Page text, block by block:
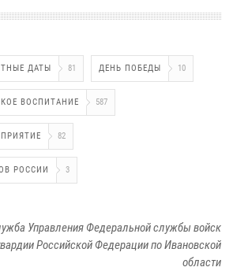
ДАТЫ 81 ДЕНЬ ПОБЕДЫ 10
ВОСПИТАНИЕ 587
82
РОССИИ 3
Управления Федеральной службы войск
Российской Федерации по Ивановской
области